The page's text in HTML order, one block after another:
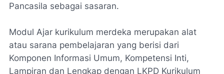
Pancasila sebagai sasaran.
Modul Ajar kurikulum merdeka merupakan alat
atau sarana pembelajaran yang berisi dari
Komponen Informasi Umum, Kompetensi Inti,
Lampiran dan Lengkap dengan LKPD Kurikulum